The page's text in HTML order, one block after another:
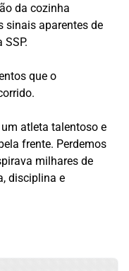
da cozinha
sinais aparentes de
que o
atleta talentoso e
frente. Perdemos
milhares de
disciplina e